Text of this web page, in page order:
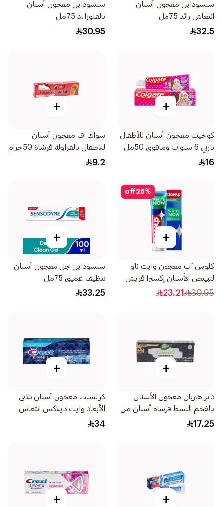
سنسوداين معجون أسنان
انتعاش زائد 75مل
32.5
سنسوداين معجون أسنان
بالفلورايد 75مل
30.95
+
كولجيت معجون أسنان للأطفال
باربي 6 سنوات ومافوق 50مل
16
+
سواك اف معجون أسنان
للاطفال بالفراولة فرشاة 50جرام
9.2
25%
off
+
كلوس آب معجون وايت ناو
لتبييض الأسنان إكسترا فريش
75مل
30.95
23.21
+
سنسوداين جل معجون أسنان
تنظيف عميق 75مل
33.25
+
دابر هيربال معجون الأسنان
بالفحم النشط فرشاة أسنان من
الخيزران 150جرام
17.25
+
كريسيت معجون أسنان ثلاثي
الأبعاد وايت ديلاكس انتعاش
بارد 75مل
34
+
+